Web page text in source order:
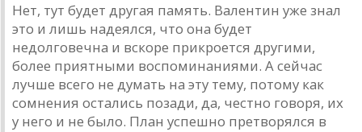
Нет, тут будет другая память. Валентин уже знал
это и лишь надеялся, что она будет
недолговечна и вскоре прикроется другими,
более приятными воспоминаниями. А сейчас
лучше всего не думать на эту тему, потому как
сомнения остались позади, да, честно говоря, их
у него и не было. План успешно претворялся в